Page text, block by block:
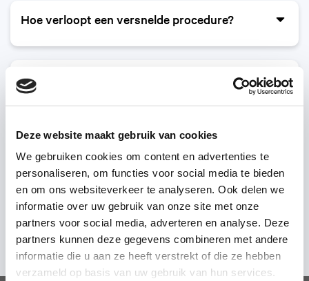
Deze website maakt gebruik van cookies
We gebruiken cookies om content en advertenties te
personaliseren, om functies voor social media te bieden
en om ons websiteverkeer te analyseren. Ook delen we
informatie over uw gebruik van onze site met onze
partners voor social media, adverteren en analyse. Deze
partners kunnen deze gegevens combineren met andere
informatie die u aan ze heeft verstrekt of die ze hebben
verzameld op basis van uw gebruik van hun services.
Het verschil tussen de procedures is de snelheid
waarmee de procedure is afgerond. Bij een
versnelde procedure worden het
gecombineerd uitgevoerd. Dit scheelt tijd! Door dit
gecombineerde verzoek hoeft de
kredietverstrekker maar op één verzoek te
Hoe verloopt een versnelde procedure?
verzamelen van alle informatie en documenten,
een gecombineerd informatieverzoek en juridisch
Wat is een juridische procedure?
uit het uitvoeren van een traject ter verwijdering
door een jurist en volgens de bijbehorende wet- en
regelgeving.
Ook gezien in
Werkwijze BKR-registratie verwijderen
De verschillende juridische trajecten bij CoderingVrij.
Laat nu jouw negatieve BKR-
registratie verwijderen!